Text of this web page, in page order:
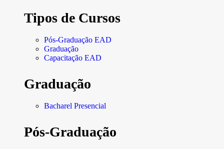
Tipos de Cursos
Pós-Graduação EAD
Graduação
Capacitação EAD
Graduação
Bacharel Presencial
Pós-Graduação